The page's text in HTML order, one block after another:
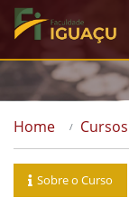
Home Cursos
Sobre o Curso